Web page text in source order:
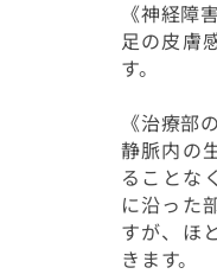
《神経障
足の皮膚
す。
《治療部
静脈内の
ることな
に沿った
すが、ほ
きます。